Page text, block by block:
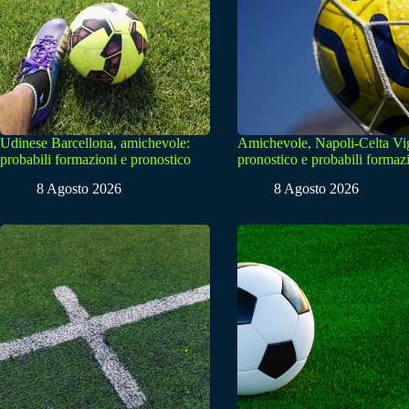
Udinese Barcellona, amichevole:
probabili formazioni e pronostico
8 Agosto 2026
Amichevole, Napoli-Celta
pronostico e probabili
8 Agosto 2026